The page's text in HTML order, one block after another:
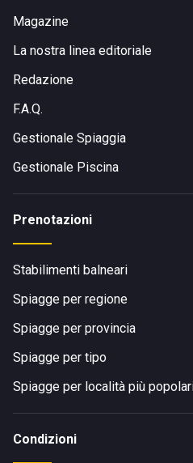
Magazine
La nostra linea editoriale
Redazione
F.A.Q.
Gestionale Spiaggia
Gestionale Piscina
Prenotazioni
Stabilimenti balneari
Spiagge per regione
Spiagge per provincia
Spiagge per tipo
Spiagge per località più
Condizioni